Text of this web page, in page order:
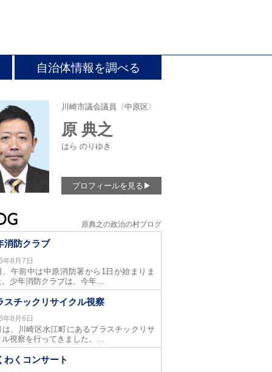
自治体情報を調べる
川崎市議会議員〈中原区〉
原 典之
はら のりゆき
プロフィールを見る ▶
原典之の政治の村ブログ
消防クラブ
年8月7日
、午前中は中原消防署から1日が始まりま
。少年消防クラブは、今年…
スチックリサイクル視察
年8月6日
は、川崎区水江町にあるプラスチックリサ
ル視察を行ってきました。…
わくコンサート